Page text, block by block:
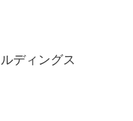
ディングス